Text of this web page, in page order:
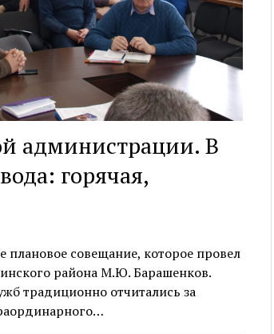
администрации. В
горячая,
плановое совещание, которое провел
района М.Ю. Барашенков.
традиционно отчитались за